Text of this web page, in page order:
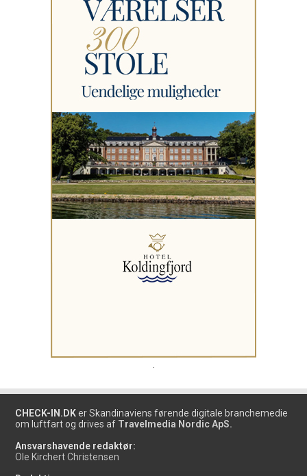
CHECK-IN.DK er Skandinaviens førende digitale branchemedie
om luftfart og drives af Travelmedia Nordic ApS.
Ansvarshavende redaktør:
Ole Kirchert Christensen